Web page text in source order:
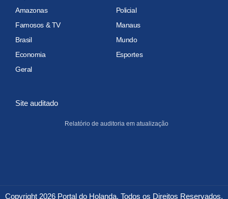
Amazonas
Policial
Famosos & TV
Manaus
Brasil
Mundo
Economia
Esportes
Geral
Site auditado
Relatório de auditoria em atualização
Copyright 2026 Portal do Holanda. Todos os Direitos Reservados.